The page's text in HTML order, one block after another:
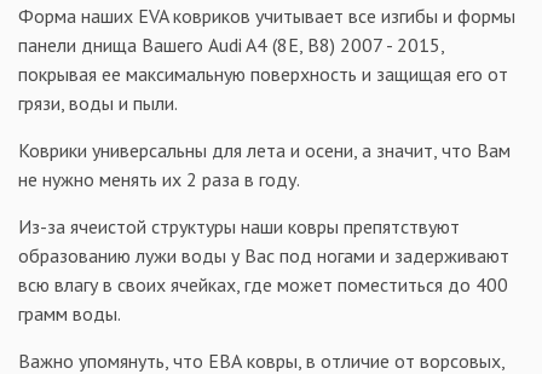
Форма наших EVA ковриков учитывает все изгибы и формы
панели днища Вашего Audi A4 (8E, B8) 2007 - 2015,
покрывая ее максимальную поверхность и защищая его от
грязи, воды и пыли.
Коврики универсальны для лета и осени, а значит, что Вам
не нужно менять их 2 раза в году.
Из-за ячеистой структуры наши ковры препятствуют
образованию лужи воды у Вас под ногами и задерживают
всю влагу в своих ячейках, где может поместиться до 400
грамм воды.
Важно упомянуть, что ЕВА ковры, в отличие от ворсовых,